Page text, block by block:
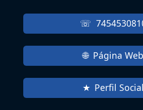
Página Web
Perfil Social